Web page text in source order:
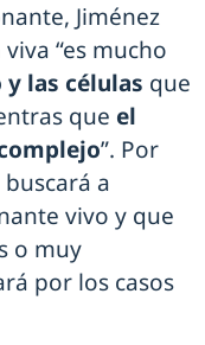
Jiménez
“es mucho
las células que
que el
”. Por
a
vivo y que
o muy
por los casos